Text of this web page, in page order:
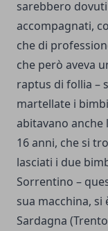
sarebbero
accompagnati,
che di
che però aveva
raptus di follia –
martellate i
abitavano anche
16 anni, che si
lasciati i due
Sorrentino –
sua macchina, si
Sardagna